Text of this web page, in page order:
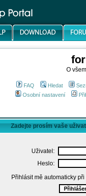
O
FAQ Hledat
Osobní nastavení
Zadejte prosím vaše
Uživatel:
Heslo:
Přihlásit mě automaticky